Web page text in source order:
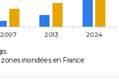
inondées en France
2007 2013 2024